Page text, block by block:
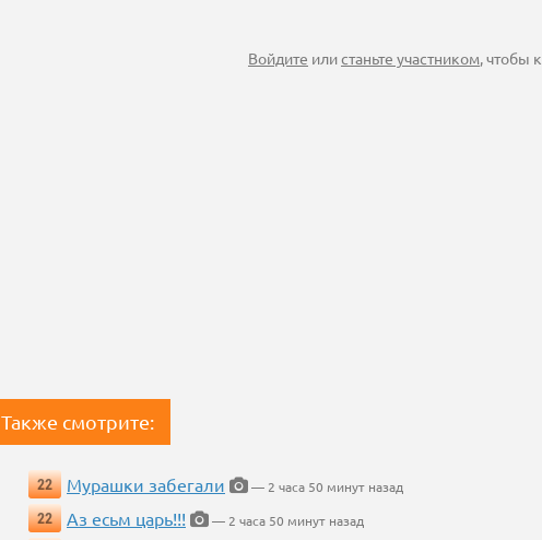
Войдите илистаньте участником, чтобы
Также смотрите:
22 Мурашки забегали
— 2 часа 50 минут назад
22
Аз есьм царь!!!
— 2 часа 50 минут назад